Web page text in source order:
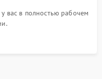
вас в полностью рабочем